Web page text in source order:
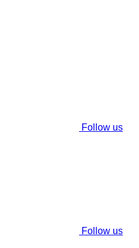
Follow us
Follow us